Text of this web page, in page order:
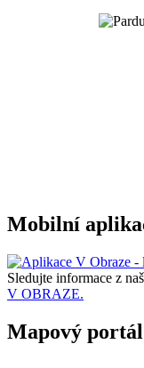
Mobilní
Sledujte informace z
V OBRAZE.
Mapový portál